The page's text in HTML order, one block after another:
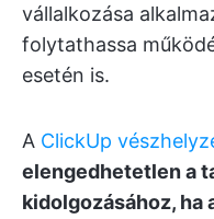
vállalkozása
folytathassa
esetén is.
A ClickUp
elengedhetetlen a
kidolgozásához, ha